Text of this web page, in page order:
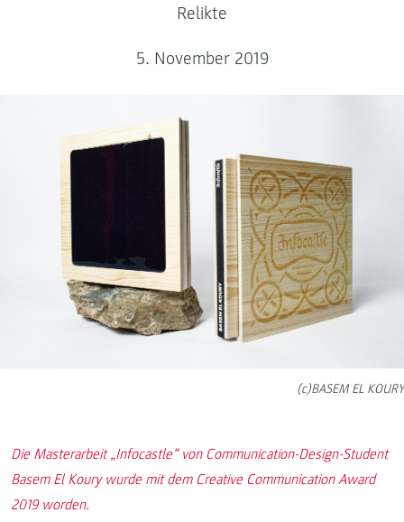
Relikte
5. November 2019
(c)BASEM EL KOURY
Die Masterarbeit „Infocastle“ von Communication-Design-Student
Basem El Koury wurde mit dem Creative Communication Award
2019 worden.